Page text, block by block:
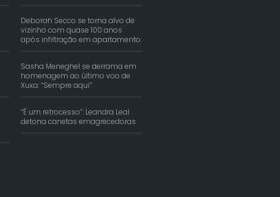
Deborah Secco se torna alvo de
vizinho com quase 100 anos
após infiltração em apartamento
Sasha Meneghel se derrama em
homenagem ao último voo de
Xuxa: “Sempre aqui”
“É um retrocesso”: Leandra Leal
detona canetas emagrecedoras